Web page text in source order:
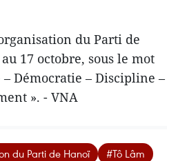
du Parti de
17 octobre, sous le mot
Démocratie – Discipline –
». - VNA
du Parti de Hanoï
#Tô Lâm